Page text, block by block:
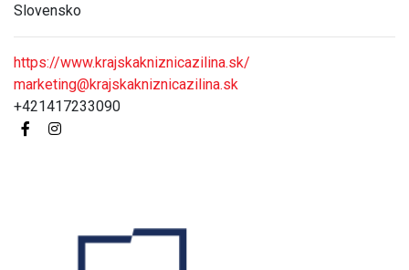
Slovensko
https://www.krajskakniznicazilina.sk/
marketing@krajskakniznicazilina.sk
+421417233090